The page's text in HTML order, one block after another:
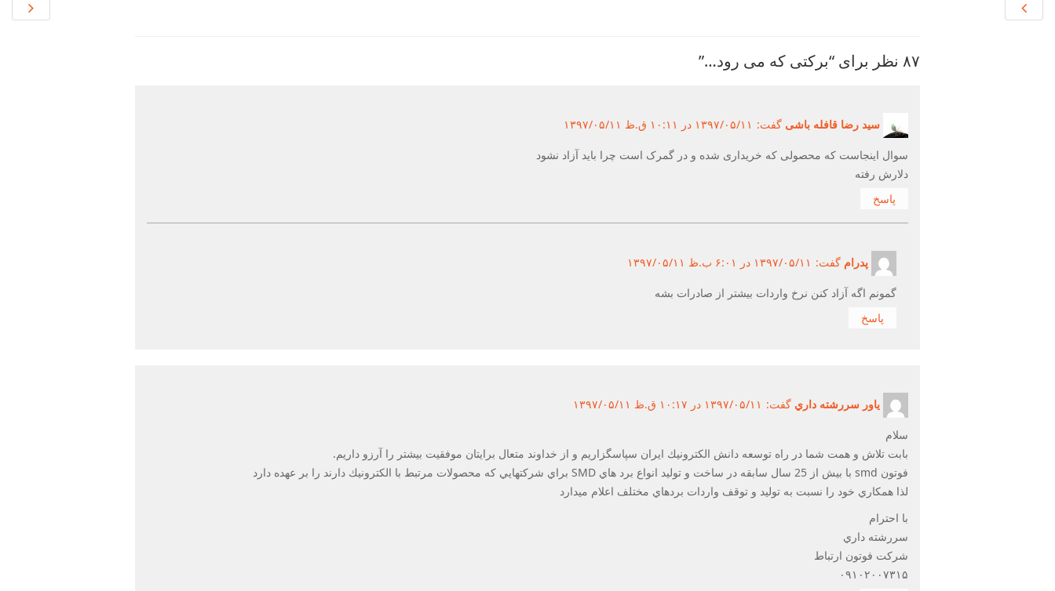
۸۷ نظر برای “برکتی که می رود…”
سید رضا قافله باشی گفت: ۱۳۹۷/۰۵/۱۱ در ۱۰:۱۱ ق.ظ ۱۳۹۷/۰۵/۱۱
سوال اینجاست که محصولی که خریداری شده و در گمرک است چرا باید آزاد نشود
دلارش رفته
پاسخ
پدرام گفت: ۱۳۹۷/۰۵/۱۱ در ۶:۰۱ ب.ظ ۱۳۹۷/۰۵/۱۱
گمونم اگه آزاد کنن نرخ واردات بیشتر از صادرات بشه
پاسخ
ياور سررشته داري گفت: ۱۳۹۷/۰۵/۱۱ در ۱۰:۱۷ ق.ظ ۱۳۹۷/۰۵/۱۱
سلام
بابت تلاش و همت شما در راه توسعه دانش الكترونيك ايران سپاسگزاريم و از خداوند متعال برايتان موفقيت بيشتر را آرزو داريم.
فوتون smd با بيش از 25 سال سابقه در ساخت و توليد انواع برد هاي SMD براي شركتهايي كه محصولات مرتبط با الكترونيك دارند را بر عهده دارد
لذا همكاري خود را نسبت به توليد و توقف واردات بردهاي مختلف اعلام ميدارد
با احترام
سررشته داري
شركت فوتون ارتباط
۰۹۱۰۲۰۰۷۳۱۵